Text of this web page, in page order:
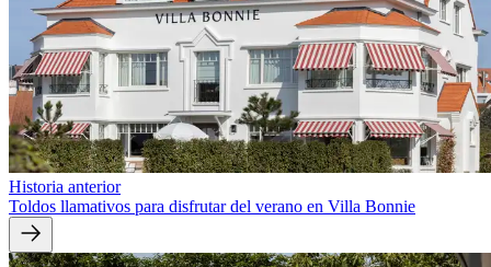
Historia anterior
Toldos llamativos para disfrutar del verano en Villa Bonnie